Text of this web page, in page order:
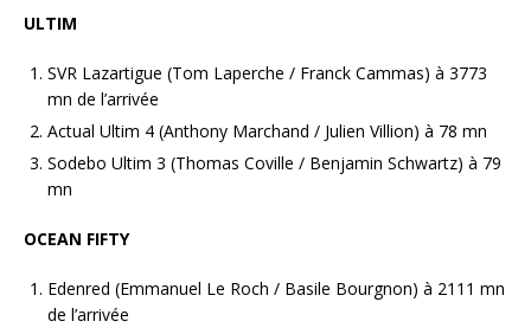
ULTIM
SVR Lazartigue (Tom Laperche / Franck Cammas) à 3773
mn de l’arrivée
Actual Ultim 4 (Anthony Marchand / Julien Villion) à 78 mn
Sodebo Ultim 3 (Thomas Coville / Benjamin Schwartz) à 79
mn
OCEAN FIFTY
Edenred (Emmanuel Le Roch / Basile Bourgnon) à 2111 mn
de l’arrivée